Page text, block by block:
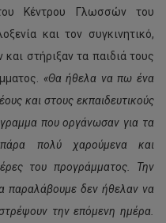
Κέντρου Γλωσσών του
και τον συγκινητικό,
στήριξαν τα παιδιά τους
«Θα ήθελα να πω ένα
και στους εκπαιδευτικούς
που οργάνωσαν για τα
πολύ χαρούμενα και
του προγράμματος. Την
παραλάβουμε δεν ήθελαν να
την επόμενη ημέρα.